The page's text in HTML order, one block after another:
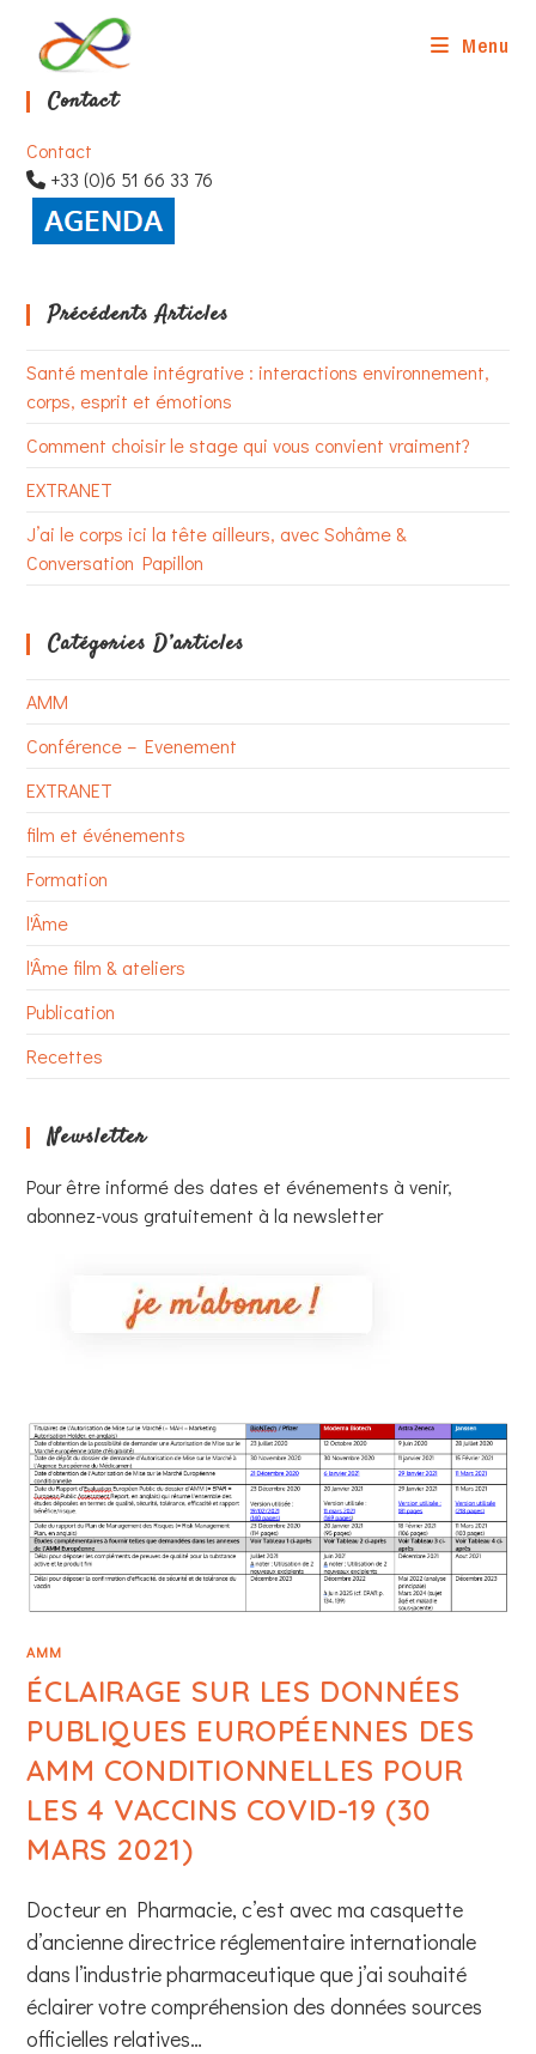
content
Menu
Contact
Contact
+33 (0)6 51 66 33 76
Précédents Articles
Santé mentale intégrative : interactions environnement,
corps, esprit et émotions
Comment choisir le stage qui vous convient vraiment?
EXTRANET
J’ai le corps ici la tête ailleurs, avec Sohâme &
Conversation Papillon
Catégories D’articles
AMM
Conférence – Evenement
EXTRANET
film et événements
Formation
l'Âme
l'Âme film & ateliers
Publication
Recettes
Newsletter
Pour être informé des dates et événements à venir,
abonnez-vous gratuitement à la newsletter
AMM
ÉCLAIRAGE SUR LES DONNÉES
PUBLIQUES EUROPÉENNES DES
AMM CONDITIONNELLES POUR
LES 4 VACCINS COVID-19 (30
MARS 2021)
Docteur en Pharmacie, c’est avec ma casquette
d’ancienne directrice réglementaire internationale
dans l’industrie pharmaceutique que j’ai souhaité
éclairer votre compréhension des données sources
officielles relatives…